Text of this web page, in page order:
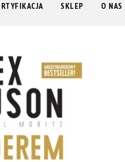
SKLEP O NAS